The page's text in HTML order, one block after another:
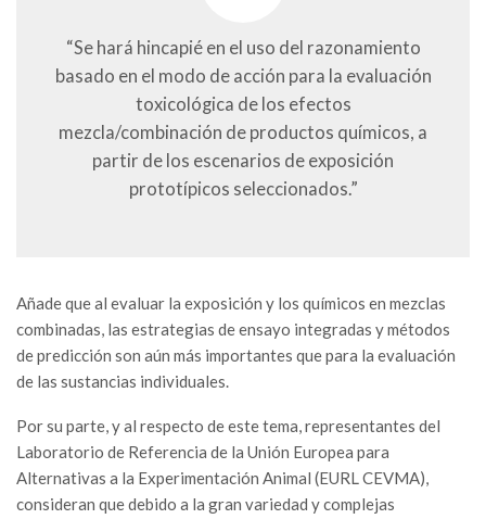
“Se hará hincapié en el uso del razonamiento
basado en el modo de acción para la evaluación
toxicológica de los efectos
mezcla/combinación de productos químicos, a
partir de los escenarios de exposición
prototípicos seleccionados.”
Añade que al evaluar la exposición y los químicos en mezclas
combinadas, las estrategias de ensayo integradas y métodos
de predicción son aún más importantes que para la evaluación
de las sustancias individuales.
Por su parte, y al respecto de este tema, representantes del
Laboratorio de Referencia de la Unión Europea para
Alternativas a la Experimentación Animal (EURL CEVMA),
consideran que debido a la gran variedad y complejas